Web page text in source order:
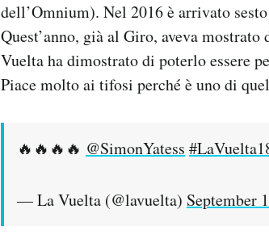
dell’Omnium). Nel 2016 è arrivato
Quest’anno, già al Giro, aveva
Vuelta ha dimostrato di poterlo essere
Piace molto ai tifosi perché è uno di
🔥🔥🔥🔥 @SimonYatess
— La Vuelta (@lavuelta) September